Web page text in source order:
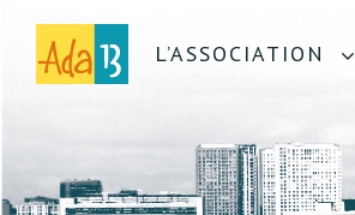
L’ASSOCIATION